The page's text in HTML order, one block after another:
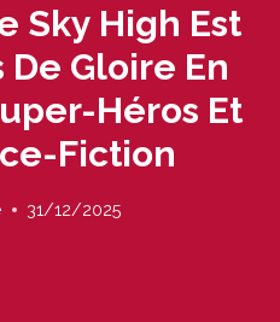
Sky High Est
De Gloire En
Héros Et
Fiction
31/12/2025